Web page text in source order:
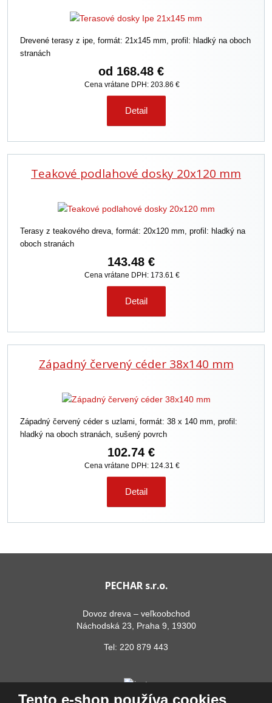
Tento e-shop používa cookies
Drevené terasy z ipe, formát: 21x145 mm, profil: hladký na oboch
stranách
od 168.48 €
Cena vrátane DPH: 203.86 €
Detail
Teakové podlahové dosky 20x120 mm
Terasy z teakového dreva, formát: 20x120 mm, profil: hladký na
oboch stranách
143.48 €
Cena vrátane DPH: 173.61 €
Detail
Západný červený céder 38x140 mm
Západný červený céder s uzlami, formát: 38 x 140 mm, profil:
hladký na oboch stranách, sušený povrch
102.74 €
Cena vrátane DPH: 124.31 €
Detail
PECHAR s.r.o.
Dovoz dreva – veľkoobchod
Náchodská 23, Praha 9, 19300
Tel: 220 879 443